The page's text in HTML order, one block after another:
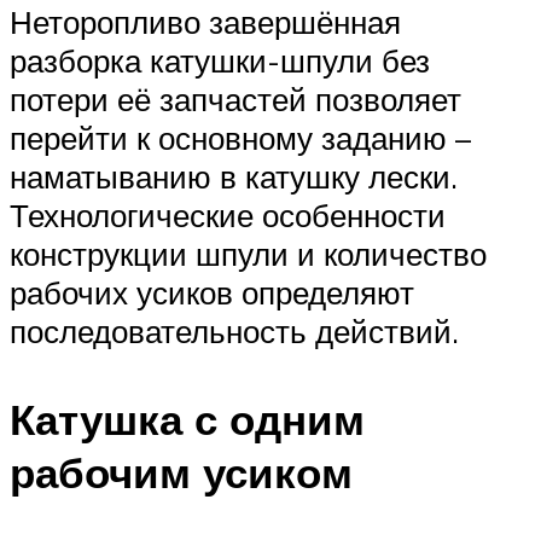
Неторопливо завершённая
разборка катушки-шпули без
потери её запчастей позволяет
перейти к основному заданию –
наматыванию в катушку лески.
Технологические особенности
конструкции шпули и количество
рабочих усиков определяют
последовательность действий.
Катушка с одним
рабочим усиком